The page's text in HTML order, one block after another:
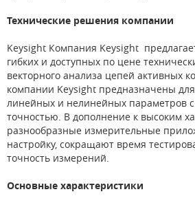
Технические решения компании
Keysight Компания Keysight
гибких и доступных по цене
векторного анализа цепей активных
компании Keysight предназначены
линейных и нелинейных параметров
точностью. В дополнение к высоким
разнообразные измерительные
настройку, сокращают время
точность измерений.
Основные характеристики